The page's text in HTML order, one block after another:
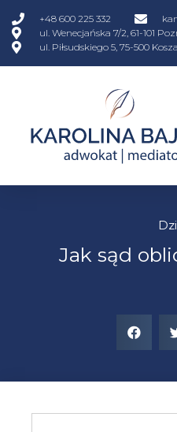
+48 600 225 332
ul. Wenecjańska 7/2, 61-101
ul. Piłsudskiego 5, 75-500
Jak sąd